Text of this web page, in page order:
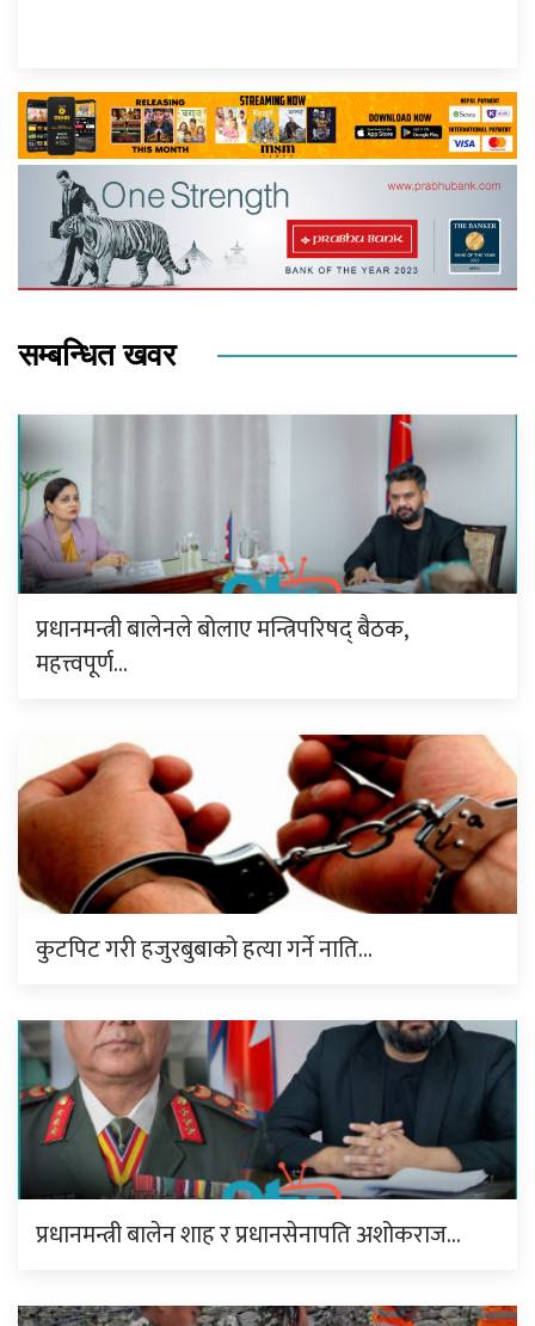
सम्बन्धित खवर
प्रधानमन्त्री बालेनले बोलाए मन्त्रिपरिषद् बैठक,
महत्त्वपूर्ण…
कुटपिट गरी हजुरबुबाको हत्या गर्ने नाति…
प्रधानमन्त्री बालेन शाह र प्रधानसेनापति अशोकराज…